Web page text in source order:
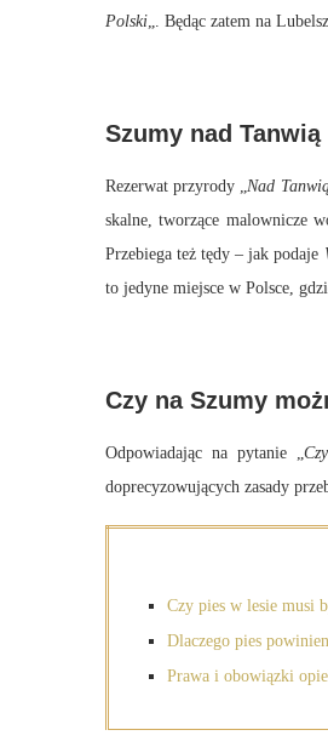
Polski„. Będąc zatem na
Szumy nad Tanwią
Rezerwat przyrody „Nad
skalne, tworzące malownicze
Przebiega też tędy – jak podaje
to jedyne miejsce w Polsce,
Czy na Szumy
Odpowiadając na pytanie „
doprecyzowujących zasady
Czy pies w lesie musi
Dlaczego pies
Prawa i obowiązki